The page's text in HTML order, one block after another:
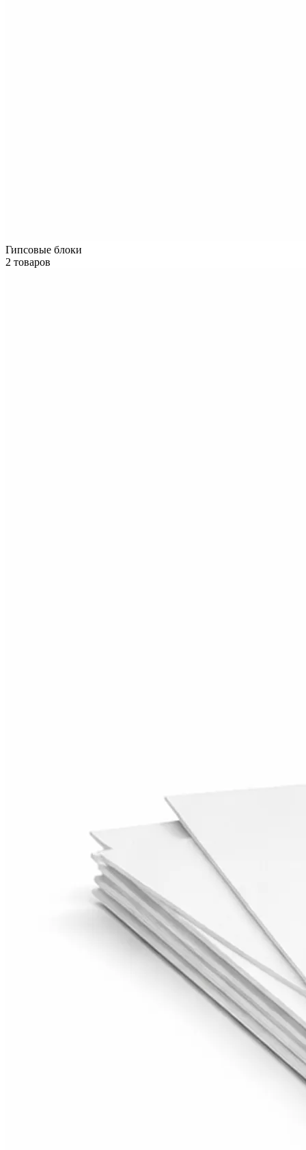
Гипсовые блоки
2 товаров